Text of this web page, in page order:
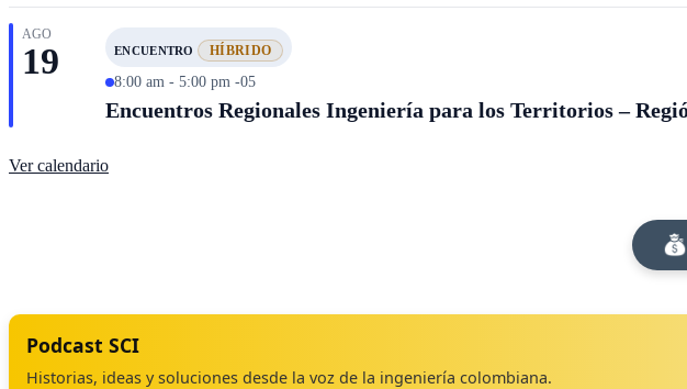
AGO
19 ENCUENTRO HÍBRIDO
8:00 am - 5:00 pm -05
Encuentros Regionales Ingeniería para los Territorios –
Ver calendario
Podcast SCI
Historias, ideas y soluciones desde la voz de la ingeniería colombiana.